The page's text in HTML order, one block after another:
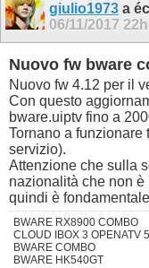
giulio1973 a
06/11/2017
Nuovo fw bware
Nuovo fw 4.12 per il
Con questo
bware.uiptv fino a
Tornano a funzionare
servizio).
Attenzione che sulla
nazionalità che non
quindi è
BWARE RX8900 COMBO
CLOUD IBOX 3 OPENATV
BWARE COMBO
BWARE HK540GT